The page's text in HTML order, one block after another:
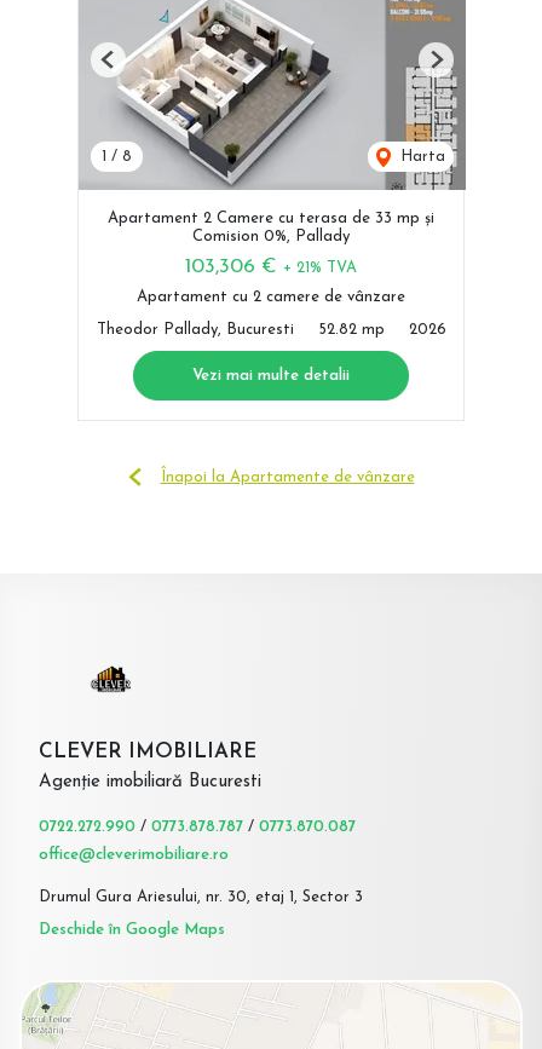
1 / 8 Harta
Previous Next
Apartament 2 Camere cu terasa de 33 mp și
Comision 0%, Pallady
103,306 € + 21% TVA
Apartament cu 2 camere de vânzare
Theodor Pallady, Bucuresti 52.82 mp 2026
Vezi mai multe detalii
Înapoi la Apartamente de vânzare
CLEVER IMOBILIARE
Agenție imobiliară Bucuresti
0722.272.990 / 0773.878.787 / 0773.870.087
office@cleverimobiliare.ro
Drumul Gura Ariesului, nr. 30, etaj 1, Sector 3
Deschide în Google Maps